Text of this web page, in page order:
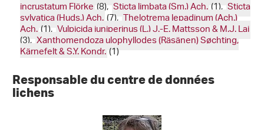
incrustatum Flörke(8), Sticta limbata (Sm.) Ach.(1), Sticta
sylvatica (Huds.) Ach.(7), Thelotrema lepadinum (Ach.)
Ach.(1), Vulpicida juniperinus (L.) J.-E. Mattsson & M.J. Lai
(3), Xanthomendoza ulophyllodes (Räsänen) Søchting,
Kärnefelt & S.Y. Kondr.(1)
Responsable du centre de données
lichens